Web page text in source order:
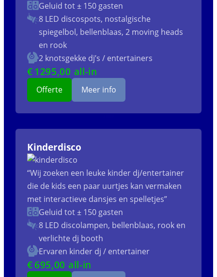
Geluid tot ± 150 gasten
8 LED discospots, nostalgische
spiegelbol, bellenblaas, 2 moving heads
en rook
2 knotsgekke dj’s / entertainers
€ 1295,00 all-in
Offerte Meer info
Kinderdisco
“Wij zoeken een leuke kinder dj/entertainer
die de kids een paar uurtjes kan vermaken
met interactieve dansjes en spelletjes”
Geluid tot ± 150 gasten
8 LED discolampen, bellenblaas, rook en
verlichte dj booth
Ervaren kinder dj / entertainer
€ 695,00 all-in